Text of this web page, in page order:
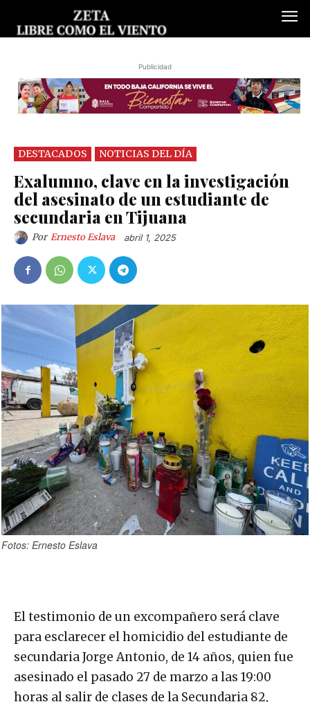
Publicidad
DESTACADOS NOTICIAS DEL DÍA
Exalumno, clave en la investigación
del asesinato de un estudiante de
secundaria en Tijuana
Ernesto Eslava
Fotos: Ernesto Eslava
El testimonio de un excompañero será clave
para esclarecer el homicidio del estudiante de
secundaria Jorge Antonio, de 14 años, quien fue
asesinado el pasado 27 de marzo a las 19:00
horas al salir de clases de la Secundaria 82,